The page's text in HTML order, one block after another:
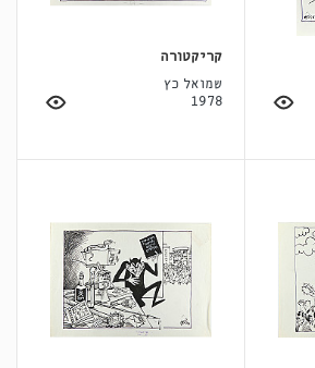
קריקטורה
שמואל כץ
1978